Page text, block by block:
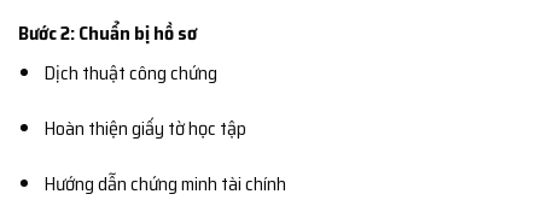
Bước 2: Chuẩn bị hồ sơ
Dịch thuật công chứng
Hoàn thiện giấy tờ học tập
Hướng dẫn chứng minh tài chính